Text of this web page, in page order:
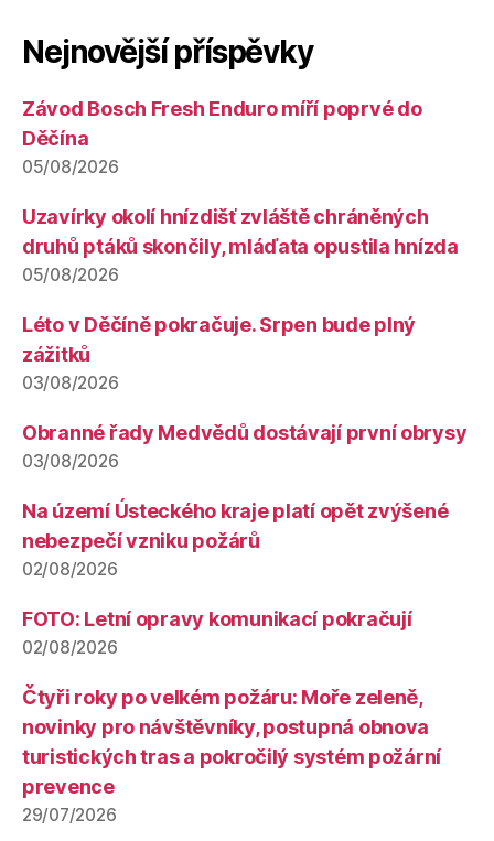
Nejnovější příspěvky
Závod Bosch Fresh Enduro míří poprvé do
Děčína
05/08/2026
Uzavírky okolí hnízdišť zvláště chráněných
druhů ptáků skončily, mláďata opustila hnízda
05/08/2026
Léto v Děčíně pokračuje. Srpen bude plný
zážitků
03/08/2026
Obranné řady Medvědů dostávají první obrysy
03/08/2026
Na území Ústeckého kraje platí opět zvýšené
nebezpečí vzniku požárů
02/08/2026
FOTO: Letní opravy komunikací pokračují
02/08/2026
Čtyři roky po velkém požáru: Moře zeleně,
novinky pro návštěvníky, postupná obnova
turistických tras a pokročilý systém požární
prevence
29/07/2026